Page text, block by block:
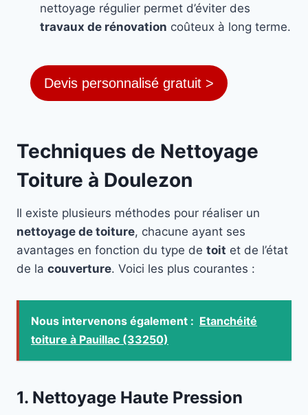
nettoyage régulier permet d’éviter des
travaux de rénovation coûteux à long terme.
Devis personnalisé gratuit >
Techniques de Nettoyage
Toiture à Doulezon
Il existe plusieurs méthodes pour réaliser un
nettoyage de toiture, chacune ayant ses
avantages en fonction du type de toit et de l’état
de la couverture. Voici les plus courantes :
Nous intervenons également : Etanchéité
toiture à Pauillac (33250)
1. Nettoyage Haute Pression